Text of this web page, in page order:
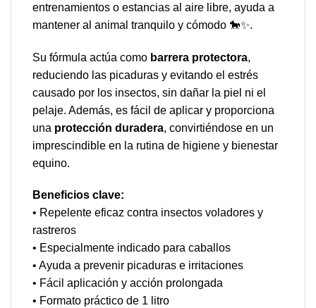
entrenamientos o estancias al aire libre, ayuda a
mantener al animal tranquilo y cómodo 🐎✨.
Su fórmula actúa como barrera protectora,
reduciendo las picaduras y evitando el estrés
causado por los insectos, sin dañar la piel ni el
pelaje. Además, es fácil de aplicar y proporciona
una protección duradera, convirtiéndose en un
imprescindible en la rutina de higiene y bienestar
equino.
Beneficios clave:
• Repelente eficaz contra insectos voladores y
rastreros
• Especialmente indicado para caballos
• Ayuda a prevenir picaduras e irritaciones
• Fácil aplicación y acción prolongada
• Formato práctico de 1 litro